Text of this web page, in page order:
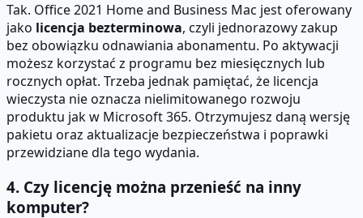
Tak. Office 2021 Home and Business Mac jest oferowany
jako licencja bezterminowa, czyli jednorazowy zakup
bez obowiązku odnawiania abonamentu. Po aktywacji
możesz korzystać z programu bez miesięcznych lub
rocznych opłat. Trzeba jednak pamiętać, że licencja
wieczysta nie oznacza nielimitowanego rozwoju
produktu jak w Microsoft 365. Otrzymujesz daną wersję
pakietu oraz aktualizacje bezpieczeństwa i poprawki
przewidziane dla tego wydania.
4. Czy licencję można przenieść na inny
komputer?